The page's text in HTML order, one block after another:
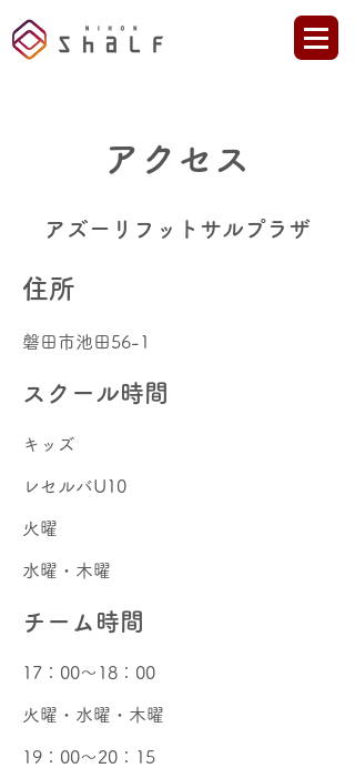
​アクセス
アズーリフットサルプラザ
​住所
​磐田市池田56-1
​スクール時間
キッズ
​レセルバU10
火曜
​水曜・木曜
​チーム時間
17：00～18：00
火曜・水曜・木曜
19：00～20：15